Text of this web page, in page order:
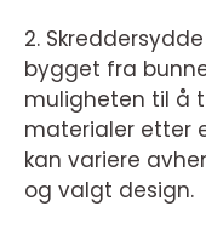
2.
bygget fra
muligheten til å
materialer etter
kan variere
og valgt design.